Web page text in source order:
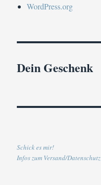
WordPress.org
Dein Geschenk
Schick es mir!
Infos zum Versand/Datenschutz